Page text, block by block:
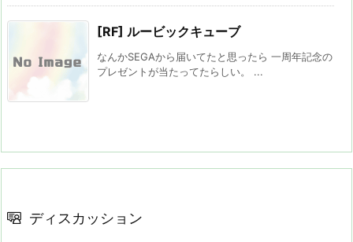
[RF] ルービックキューブ
なんかSEGAから届いてたと思ったら 一周年記念の
プレゼントが当たってたらしい。 ...
ディスカッション